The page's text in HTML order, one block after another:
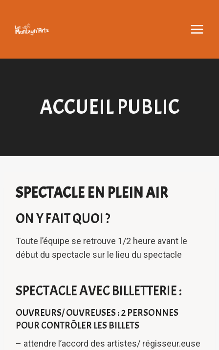
contenu
ACCUEIL PUBLIC
SPECTACLE EN PLEIN AIR
ON Y FAIT QUOI ?
Toute l’équipe se retrouve 1/2 heure avant le
début du spectacle sur le lieu du spectacle
SPECTACLE AVEC BILLETTERIE :
OUVREURS/ OUVREUSES : 2 PERSONNES
POUR CONTRÔLER LES BILLETS
– attendre l’accord des artistes/ régisseur.euse